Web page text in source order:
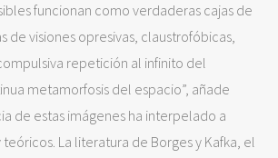
funcionan como verdaderas cajas de
de visiones opresivas, claustrofóbicas,
repetición al infinito del
metamorfosis del espacio”, añade
de estas imágenes ha interpelado a
La literatura de Borges y Kafka, el